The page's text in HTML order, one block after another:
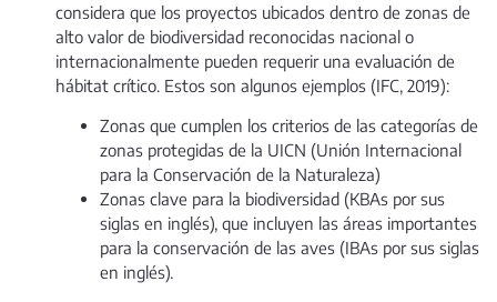
considera que los proyectos ubicados dentro de zonas de
alto valor de biodiversidad reconocidas nacional o
internacionalmente pueden requerir una evaluación de
hábitat crítico. Estos son algunos ejemplos (IFC, 2019):
Zonas que cumplen los criterios de las categorías de
zonas protegidas de la UICN (Unión Internacional
para la Conservación de la Naturaleza)
Zonas clave para la biodiversidad (KBAs por sus
siglas en inglés), que incluyen las áreas importantes
para la conservación de las aves (IBAs por sus siglas
en inglés).